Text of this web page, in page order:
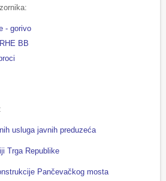
- gorivo
BB
usluga javnih preduzeća
Trga Republike
Pančevačkog mosta